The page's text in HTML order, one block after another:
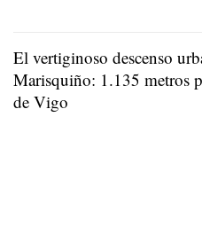
El vertiginoso descenso
Marisquiño: 1.135 metros
de Vigo